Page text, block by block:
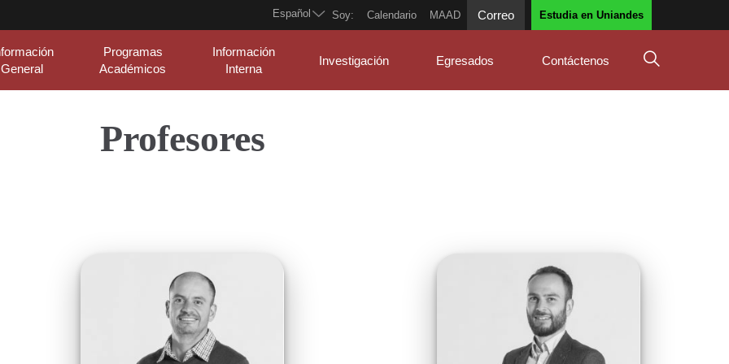
Soy: Calendario MAAD Correo Estudia en Uniandes
Español
General
Programas
Académicos
Información
Interna
Investigación Egresados Contáctenos
Profesores